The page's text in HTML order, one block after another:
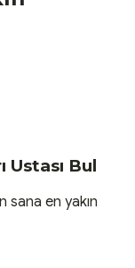
Ustası Bul
sana en yakın